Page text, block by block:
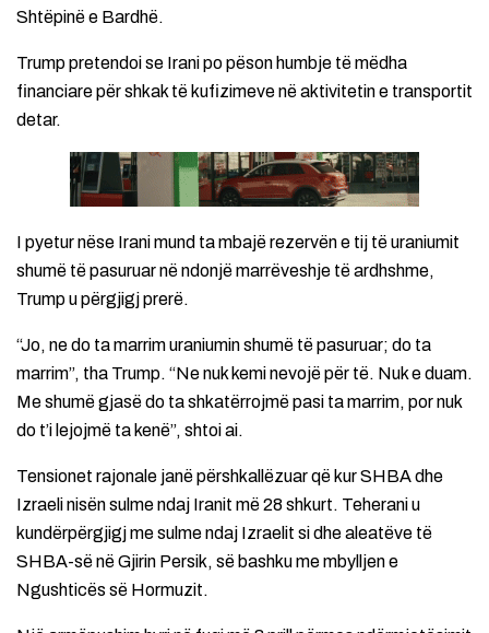
Shtëpinë e Bardhë.
Trump pretendoi se Irani po pëson humbje të mëdha
financiare për shkak të kufizimeve në aktivitetin e transportit
detar.
I pyetur nëse Irani mund ta mbajë rezervën e tij të uraniumit
shumë të pasuruar në ndonjë marrëveshje të ardhshme,
Trump u përgjigj prerë.
“Jo, ne do ta marrim uraniumin shumë të pasuruar; do ta
marrim”, tha Trump. “Ne nuk kemi nevojë për të. Nuk e duam.
Me shumë gjasë do ta shkatërrojmë pasi ta marrim, por nuk
do t’i lejojmë ta kenë”, shtoi ai.
Tensionet rajonale janë përshkallëzuar që kur SHBA dhe
Izraeli nisën sulme ndaj Iranit më 28 shkurt. Teherani u
kundërpërgjigj me sulme ndaj Izraelit si dhe aleatëve të
SHBA-së në Gjirin Persik, së bashku me mbylljen e
Ngushticës së Hormuzit.